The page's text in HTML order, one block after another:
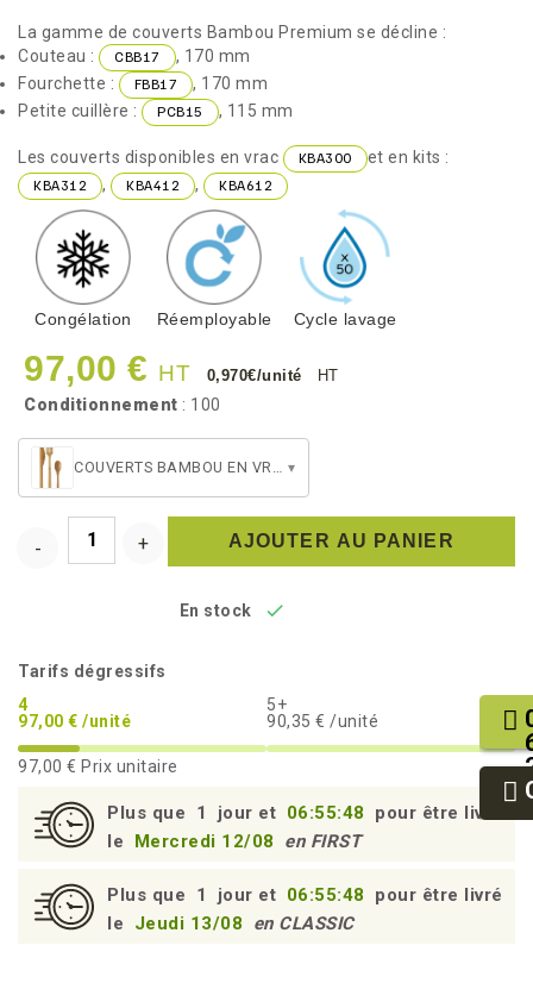
La gamme de couverts Bambou Premium se décline :
Couteau :
CBB17
, 170 mm
Fourchette :
FBB17
, 170 mm
Petite cuillère :
PCB15 , 115 mm
Les couverts disponibles en vrac KBA300 et en kits :
KBA312 , KBA412 , KBA612
Congélation Réemployable Cycle lavage
97,00 € HT 0,970€/unité HT
Conditionnement : 100
▾
AJOUTER AU PANIER
En stock 
Tarifs dégressifs
4
97,00 € /unité
5+
90,35 € /unité
97,00 € Prix unitaire
Plus que 1 jour et 06:55:47
pour être livré
le
Mercredi 12/08 en FIRST
Plus que 1 jour et 06:55:47
pour être livré
le
Jeudi 13/08 en CLASSIC